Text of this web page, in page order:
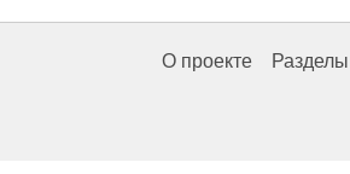
О проекте Разделы